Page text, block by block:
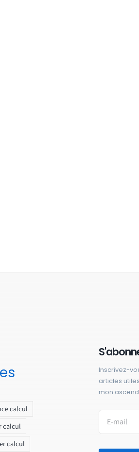
calcul
calcul
calcul
Inscrivez-
articles
mon